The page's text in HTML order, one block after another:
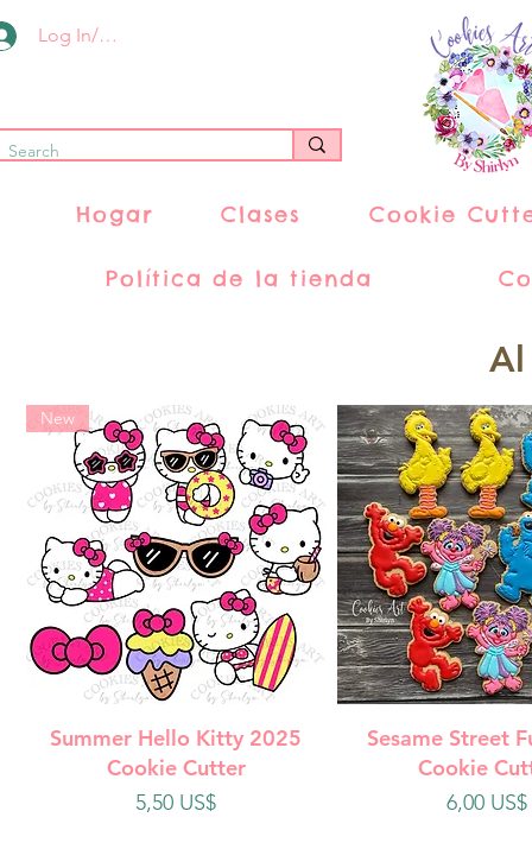
Log In/Register
Hogar Clases Cookie
Política de la tienda
Al
Vista rápida
New
Summer Hello Kitty 2025
Cookie Cutter
Precio
5,50 US$
Vista
Sesame Street
Cookie
Precio
6,00 US$